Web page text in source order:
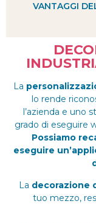
VANTAGGI
La
lo rende
l’azienda e uno
grado di eseguire
Possiamo
eseguire
La decorazione
tuo mezzo,